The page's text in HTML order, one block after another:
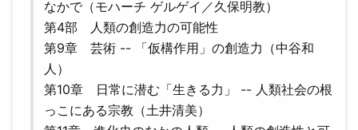
なかで（モハーチ ゲルゲイ／久保明教）
第4部 人類の創造力の可能性
第9章 芸術 -- 「仮構作用」の創造力（中谷和
人）
第10章 日常に潜む「生きる力」 -- 人類社会の根
っこにある宗教（土井清美）